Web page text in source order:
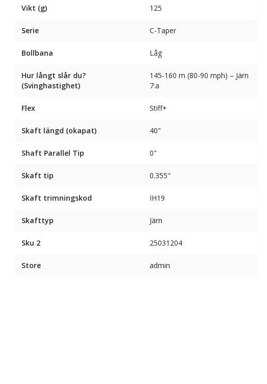
Vikt (g) 125
Serie C-Taper
Bollbana Låg
Hur långt slår du?
(Svinghastighet)
145-160 m (80-90 mph) – Järn
7:a
Flex Stiff+
Skaft längd (okapat) 40"
Shaft Parallel Tip 0"
Skaft tip 0.355"
Skaft trimningskod IH19
Skafttyp Järn
Sku 2 25031204
Store admin